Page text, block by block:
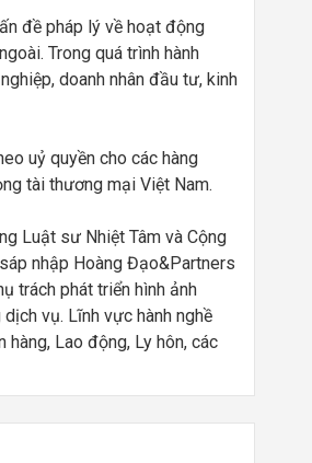
đề pháp lý về hoạt động
Trong quá trình hành
doanh nhân đầu tư, kinh
uỷ quyền cho các hàng
tài thương mại Việt Nam.
Luật sư Nhiệt Tâm và Cộng
nhập Hoàng Đạo&Partners
trách phát triển hình ảnh
vụ. Lĩnh vực hành nghề
Lao động, Ly hôn, các